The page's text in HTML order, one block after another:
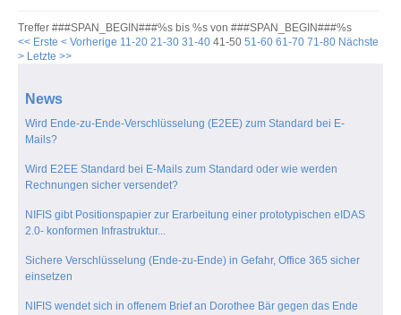
Treffer ###SPAN_BEGIN###%s bis %s von ###SPAN_BEGIN###%s
<< Erste < Vorherige 11-20 21-30 31-40 41-50 51-60 61-70 71-80 Nächste
> Letzte >>
News
Wird Ende-zu-Ende-Verschlüsselung (E2EE) zum Standard bei E-
Mails?
Wird E2EE Standard bei E-Mails zum Standard oder wie werden
Rechnungen sicher versendet?
NIFIS gibt Positionspapier zur Erarbeitung einer prototypischen eIDAS
2.0- konformen Infrastruktur...
Sichere Verschlüsselung (Ende-zu-Ende) in Gefahr, Office 365 sicher
einsetzen
NIFIS wendet sich in offenem Brief an Dorothee Bär gegen das Ende